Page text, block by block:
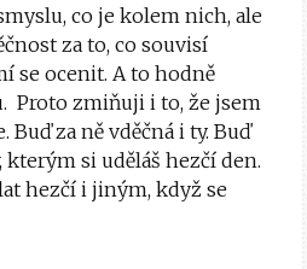
co je kolem nich, ale
za to, co souvisí
se ocenit. A to hodně
Proto zmiňuji i to, že jsem
Buď za ně vděčná i ty. Buď
kterým si uděláš hezčí den.
hezčí i jiným, když se